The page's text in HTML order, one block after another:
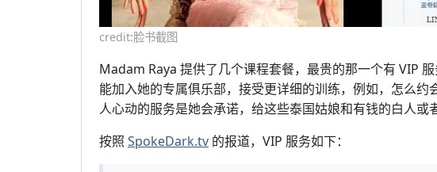
credit:脸书截图
Madam Raya 提供了几个课程套餐，最贵的那一个有 VIP
能加入她的专属俱乐部，接受更详细的训练，例如，怎么
人心动的服务是她会承诺，给这些泰国姑娘和有钱的白人或
按照 SpokeDark.tv 的报道，VIP 服务如下：